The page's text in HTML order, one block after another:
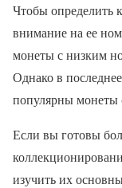
Чтобы определить
внимание на ее
монеты с низким
Однако в
популярны монеты
Если вы готовы
изучить их